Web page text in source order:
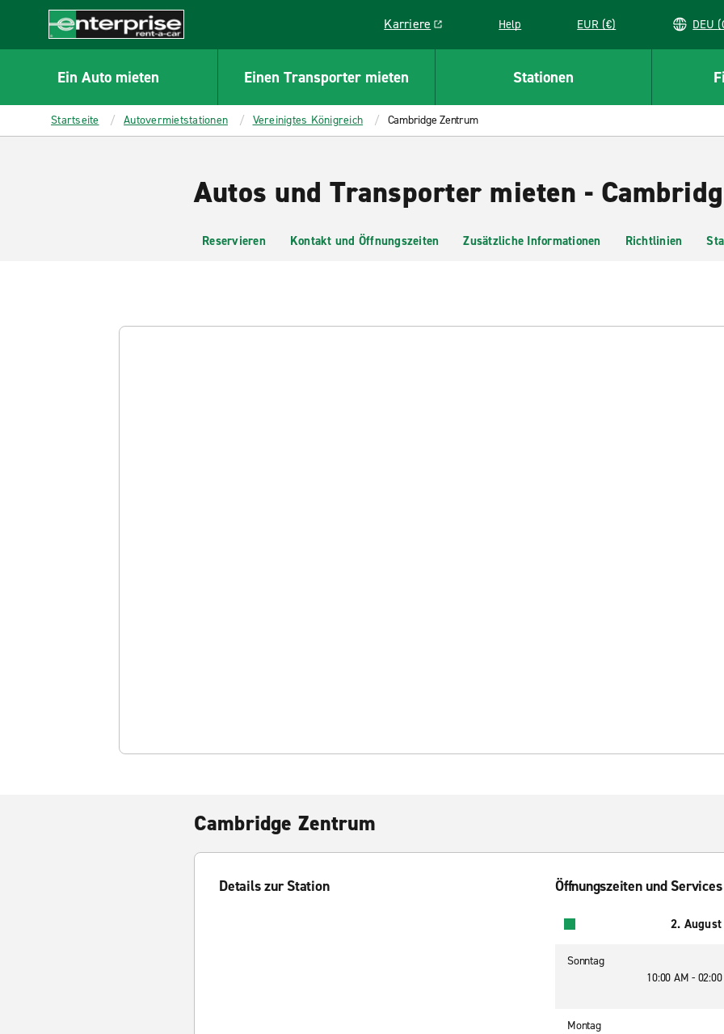
CONTENT
Enterprise
Karriere
Link opens in a new window
Help EUR (€)
Ein Auto mieten Einen Transporter mieten Stationen
Startseite Autovermietstationen Vereinigtes Königreich Cambridge Zentrum
Autos und Transporter mieten -
Reservieren Kontakt und Öffnungszeiten Zusätzliche Informationen Richtlinien
Cambridge Zentrum
Details zur Station Öffnungszeiten und Services
2.
Sonntag
10:00 AM -
Montag